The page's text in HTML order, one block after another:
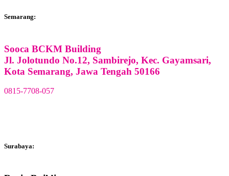
Semarang:
Sooca BCKM Building
Jl. Jolotundo No.12, Sambirejo, Kec. Gayamsari,
Kota Semarang, Jawa Tengah 50166
0815-7708-057
Surabaya: